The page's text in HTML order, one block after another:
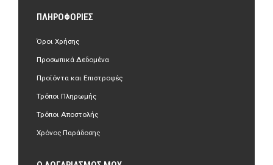
ΠΛΗΡΟΦΟΡΊΕΣ
Όροι Χρήσης
Προσωπικά Δεδομένα
Προϊόντα και Επιστροφές
Τρόποι Πληρωμής
Τρόποι Αποστολής
Χρόνος Παράδοσης